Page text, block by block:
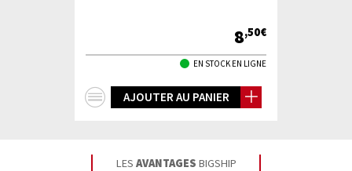
8,50€
EN STOCK EN LIGNE
AJOUTER AU PANIER
LES AVANTAGES BIGSHIP